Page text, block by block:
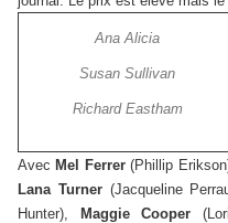
Ana Alicia
Susan Sullivan
Richard Eastham
AvecMel Ferrer(Phillip
Lana Turner (Jacqueline
Hunter), Maggie Cooper